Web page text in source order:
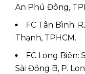
An Phú Đông,
FC Tân Bình:
Thạnh, TPHCM.
FC Long Biên:
Sài Đồng B, P.